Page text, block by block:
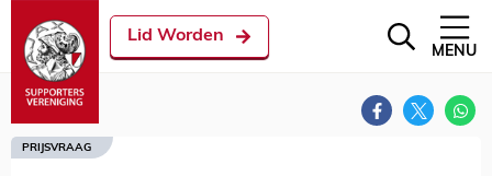
Lid Worden
MENU
PRIJSVRAAG